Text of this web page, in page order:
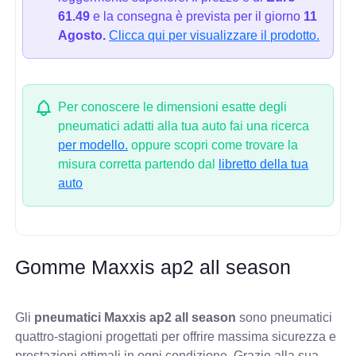
61.49 e la consegna è prevista per il giorno 11
Agosto. Clicca qui per visualizzare il prodotto.
Per conoscere le dimensioni esatte degli
pneumatici adatti alla tua auto fai una ricerca
per modello. oppure scopri come trovare la
misura corretta partendo dal
libretto della tua
auto
Gomme Maxxis ap2 all season
Gli pneumatici Maxxis ap2 all season sono pneumatici
quattro-stagioni progettati per offrire massima sicurezza e